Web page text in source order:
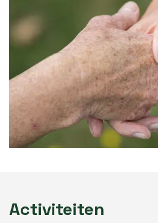
Activiteiten